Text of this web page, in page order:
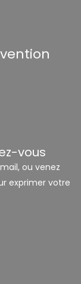
vous
ou venez
exprimer votre